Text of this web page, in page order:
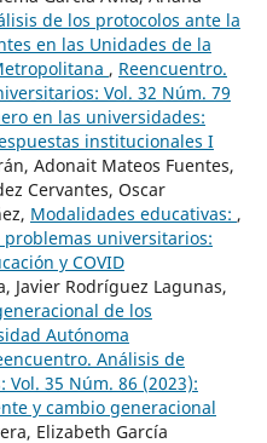
de los protocolos ante la
en las Unidades de la
, Reencuentro.
Vol. 32 Núm. 79
en las universidades:
institucionales I
Adonait Mateos Fuentes,
Cervantes, Oscar
Modalidades educativas: ,
universitarios:
y COVID
Javier Rodríguez Lagunas,
de los
Autónoma
Análisis de
35 Núm. 86 (2023):
y cambio generacional
Elizabeth García